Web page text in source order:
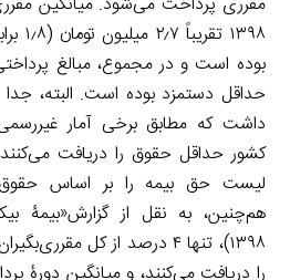
حداقل دستمزد بوده است. البته، جدا
کشور حداقل حقوق را دریافت می‌کنند
لیست حق بیمه را بر اساس حقوق
هم‌چنین، به نقل از گزارش«بیمۀ
۱۳۹۸)، تنها ۴ درصد از کل